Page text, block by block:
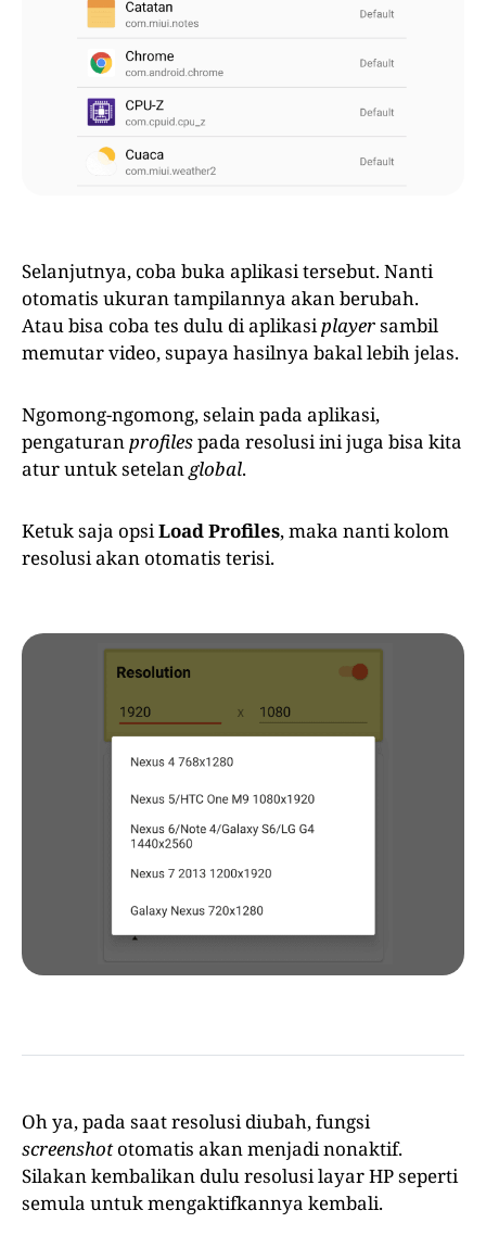
Selanjutnya, coba buka aplikasi tersebut. Nanti
otomatis ukuran tampilannya akan berubah.
Atau bisa coba tes dulu di aplikasiplayersambil
memutar video, supaya hasilnya bakal lebih jelas.
Ngomong-ngomong, selain pada aplikasi,
pengaturanprofilespada resolusi ini juga bisa kita
atur untuk setelan global.
Ketuk saja opsiLoad Profiles, maka nanti kolom
resolusi akan otomatis terisi.
Oh ya, pada saat resolusi diubah, fungsi
screenshototomatis akan menjadi nonaktif.
Silakan kembalikan dulu resolusi layar HP seperti
semula untuk mengaktifkannya kembali.